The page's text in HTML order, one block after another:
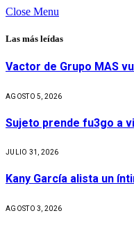
Close Menu
Las más leídas
Vactor de Grupo MAS
AGOSTO 5, 2026
Sujeto prende fu3go a
JULIO 31, 2026
Kany García alista un
AGOSTO 3, 2026